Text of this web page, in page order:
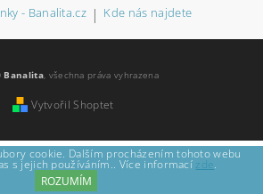
- Banalita.cz | Kde nás najdete
Banalita, všechna práva vyhrazena
Vytvořil Shoptet
cookie. Dalším procházením tohoto webu
s jejich používáním.. Více informací zde.
ROZUMÍM